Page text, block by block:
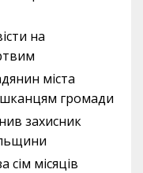
на
міста
громади
захисник
місяців